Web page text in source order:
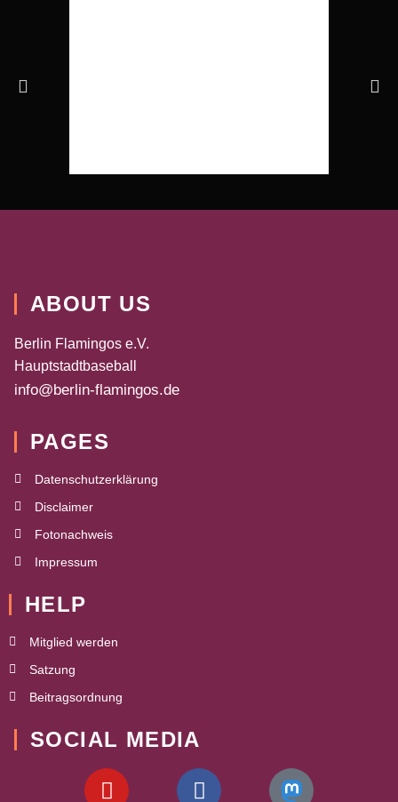
ABOUT US
Berlin Flamingos e.V.
Hauptstadtbaseball
info@berlin-flamingos.de
PAGES
Datenschutzerklärung
Disclaimer
Fotonachweis
Impressum
HELP
Mitglied werden
Satzung
Beitragsordnung
SOCIAL MEDIA